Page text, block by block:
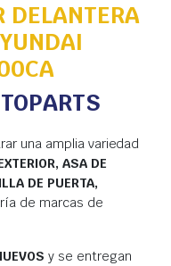
DELANTERA
una amplia variedad
ASA DE
DE PUERTA,
de marcas de
y se entregan